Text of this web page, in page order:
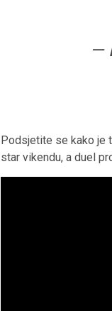
—
Podsjetite se kako je
star vikendu, a duel